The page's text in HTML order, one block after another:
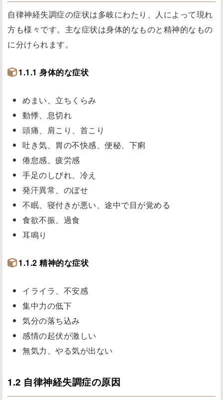
自律神経失調症の症状は多岐にわたり、人によって現れ
方も様々です。主な症状は身体的なものと精神的なもの
に分けられます。
1.1.1 身体的な症状
めまい、立ちくらみ
動悸、息切れ
頭痛、肩こり、首こり
吐き気、胃の不快感、便秘、下痢
倦怠感、疲労感
手足のしびれ、冷え
発汗異常、のぼせ
不眠、寝付きが悪い、途中で目が覚める
食欲不振、過食
耳鳴り
1.1.2 精神的な症状
イライラ、不安感
集中力の低下
気分の落ち込み
感情の起伏が激しい
無気力、やる気が出ない
1.2 自律神経失調症の原因